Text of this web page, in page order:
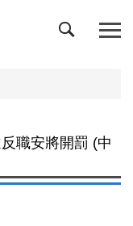
職安將開罰 (中